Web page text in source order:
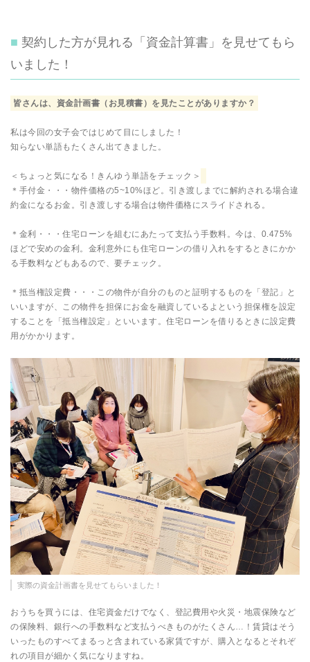
契約した方が見れる「資金計算書」を見せてもら
いました！
皆さんは、資金計画書（お見積書）を見たことがありますか？
私は今回の女子会ではじめて目にしました！
知らない単語もたくさん出てきました。
＜ちょっと気になる！きんゆう単語をチェック＞
＊手付金・・・物件価格の5~10%ほど。引き渡しまでに解約される場合違
約金になるお金。引き渡しする場合は物件価格にスライドされる。
＊金利・・・住宅ローンを組むにあたって支払う手数料。今は、0.475%
ほどで安めの金利。金利意外にも住宅ローンの借り入れをするときにかか
る手数料などもあるので、要チェック。
＊抵当権設定費・・・この物件が自分のものと証明するものを「登記」と
いいますが、この物件を担保にお金を融資しているよという担保権を設定
することを「抵当権設定」といいます。住宅ローンを借りるときに設定費
用がかかります。
実際の資金計画書を見せてもらいました！
おうちを買うには、住宅資金だけでなく、登記費用や火災・地震保険など
の保険料、銀行への手数料など支払うべきものがたくさん…！賃貸はそう
いったものすべてまるっと含まれている家賃ですが、購入となるとそれぞ
れの項目が細かく気になりますね。